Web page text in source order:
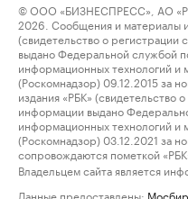
© ООО «БИЗНЕСПРЕСС», АО
2026. Сообщения и материалы
(свидетельство о
выдано Федеральной службой
информационных технологий и
(Роскомнадзор) 09.12.2015 за
издания «РБК» (свидетельство
информации выдано
информационных технологий и
(Роскомнадзор) 03.12.2021 за
сопровождаются пометкой
Владельцем сайта является
Данные предоставлены: